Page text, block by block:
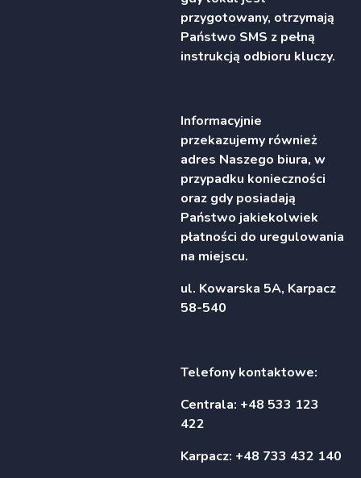
przygotowany, otrzymają
Państwo SMS z pełną
instrukcją odbioru kluczy.
Informacyjnie
przekazujemy również
adres Naszego biura, w
przypadku konieczności
oraz gdy posiadają
Państwo jakiekolwiek
płatności do uregulowania
na miejscu.
ul. Kowarska 5A, Karpacz
58-540
Telefony kontaktowe:
Centrala: +48 533 123
422
Karpacz: +48 733 432 140